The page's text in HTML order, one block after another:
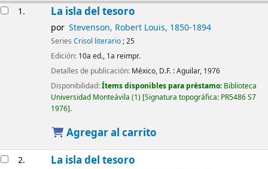
1. La isla del tesoro
por Stevenson, Robert Louis, 1850-1894
Series Crisol literario; 25
Edición: 10a ed., 1a reimpr.
Detalles de publicación: México, D.F. :Aguilar, 1976
Disponibilidad:Ítems disponibles para préstamo: Biblioteca
Universidad Monteávila (1) Signatura topográfica: PR5486 S7
1976 .
Agregar al carrito
2. La isla del tesoro